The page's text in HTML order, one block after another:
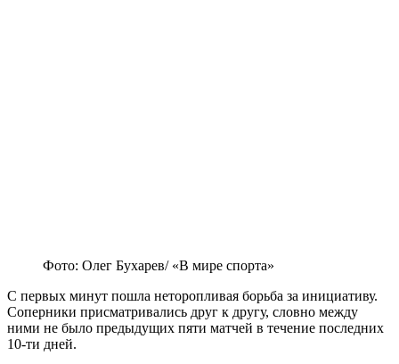
Фото: Олег Бухарев/ «В мире спорта»
С первых минут пошла неторопливая борьба за инициативу.
Соперники присматривались друг к другу, словно между
ними не было предыдущих пяти матчей в течение последних
10-ти дней.